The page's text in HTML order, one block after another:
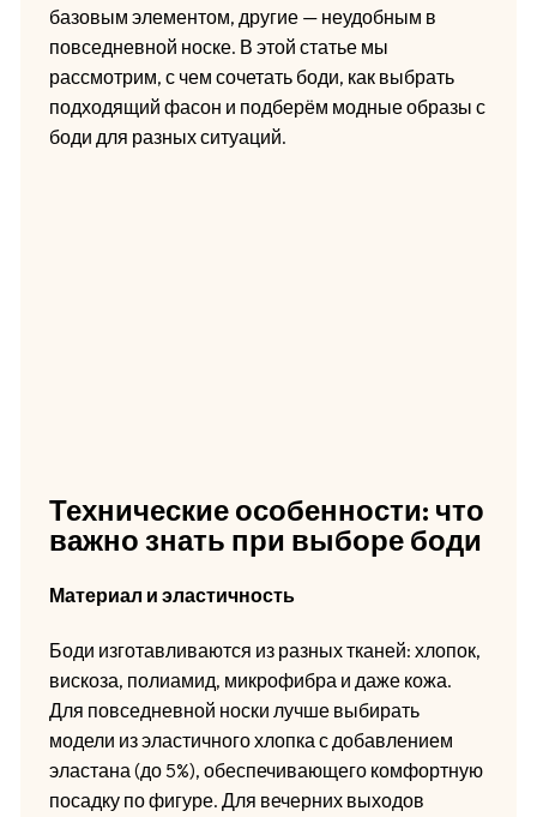
базовым элементом, другие — неудобным в
повседневной носке. В этой статье мы
рассмотрим, с чем сочетать боди, как выбрать
подходящий фасон и подберём модные образы с
боди для разных ситуаций.
Технические особенности: что
важно знать при выборе боди
Материал и эластичность
Боди изготавливаются из разных тканей: хлопок,
вискоза, полиамид, микрофибра и даже кожа.
Для повседневной носки лучше выбирать
модели из эластичного хлопка с добавлением
эластана (до 5%), обеспечивающего комфортную
посадку по фигуре. Для вечерних выходов